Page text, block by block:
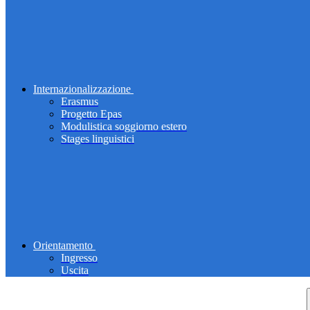
Internazionalizzazione
Erasmus
Progetto Epas
Modulistica soggiorno estero
Stages linguistici
Orientamento
Ingresso
Uscita